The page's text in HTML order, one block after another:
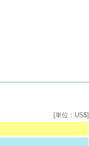
[単位：US$]